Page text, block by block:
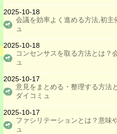
無視される時の対処法
メンタライゼーション
やきもちを妬かない方法
ユマニチュードケアの
2025-10-18
会議を効率よく進める方法,初主
ュ
2025-10-18
コンセンサスを取る方法とは？
ュ
2025-10-17
意見をまとめる・整理する方法
ダイコミュ
2025-10-17
ファシリテーションとは？意味
ュ